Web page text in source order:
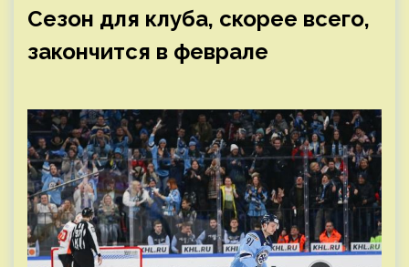
Сезон для клуба, скорее всего,
закончится в феврале